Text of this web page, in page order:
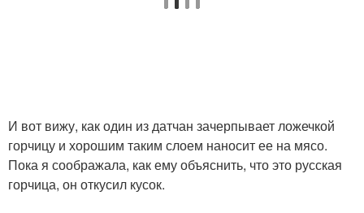
И вот вижу, как один из датчан зачерпывает ложечкой
горчицу и хорошим таким слоем наносит ее на мясо.
Пока я соображала, как ему объяснить, что это русская
горчица, он откусил кусок.